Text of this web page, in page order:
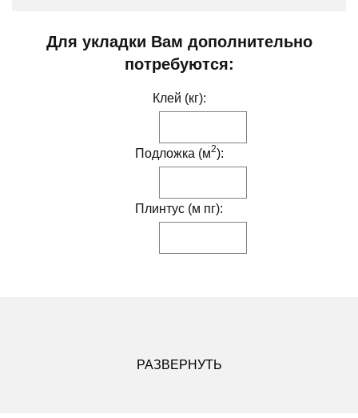
Для укладки Вам дополнительно
потребуются:
Клей (кг):
Подложка (м2):
Плинтус (м пг):
РАЗВЕРНУТЬ